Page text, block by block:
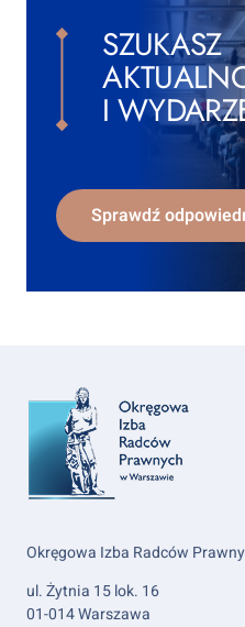
SZUKASZ
I
Sprawdź
Okręgowa Izba Radców
ul. Żytnia 15 lok. 16
01-014 Warszawa